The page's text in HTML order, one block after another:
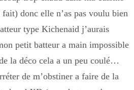
donc elle n’as pas voulu bien
type Kichenaid j’aurais
petit batteur a main impossible
la déco cela a un peu coulé…
de m’obstiner a faire de la